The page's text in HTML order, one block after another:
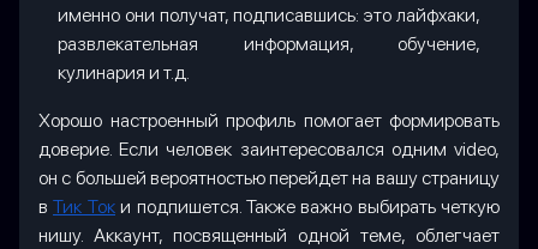
именно они получат, подписавшись: это лайфхаки,
развлекательная информация, обучение,
кулинария и т.д.
Хорошо настроенный профиль помогает формировать
доверие. Если человек заинтересовался одним video,
он с большей вероятностью перейдет на вашу страницу
в Тик Ток и подпишется. Также важно выбирать четкую
нишу. Аккаунт, посвященный одной теме, облегчает